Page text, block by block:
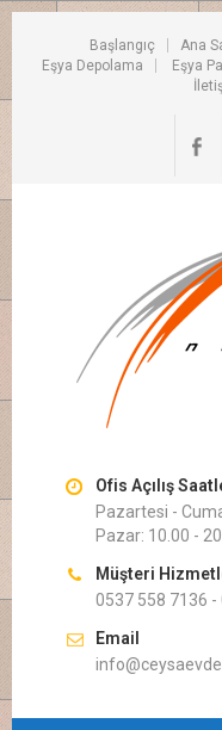
Başlangıç Ana
Eşya Depolama
Eşya
Ofis Açılış
Pazartesi -
Pazar: 10.00 -
Müşteri
0537 558 7136 -
Email